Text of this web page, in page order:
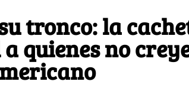
tronco: la
quienes no